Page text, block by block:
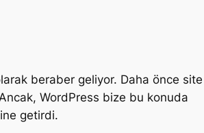
beraber geliyor. Daha önce site
WordPress bize bu konuda
getirdi.